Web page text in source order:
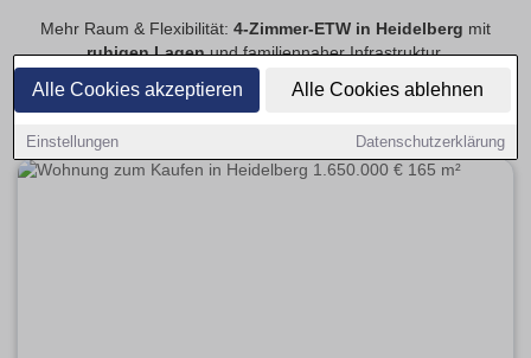
Alle Cookies akzeptieren Alle Cookies ablehnen
Einstellungen Datenschutzerklärung
Mehr Raum & Flexibilität: 4-Zimmer-ETW in Heidelberg mit
ruhigen Lagenund familiennaher Infrastruktur.
provisionsfrei
Vergleich.